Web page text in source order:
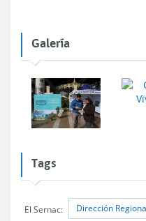
Galería
Tags
El Sernac: Dirección